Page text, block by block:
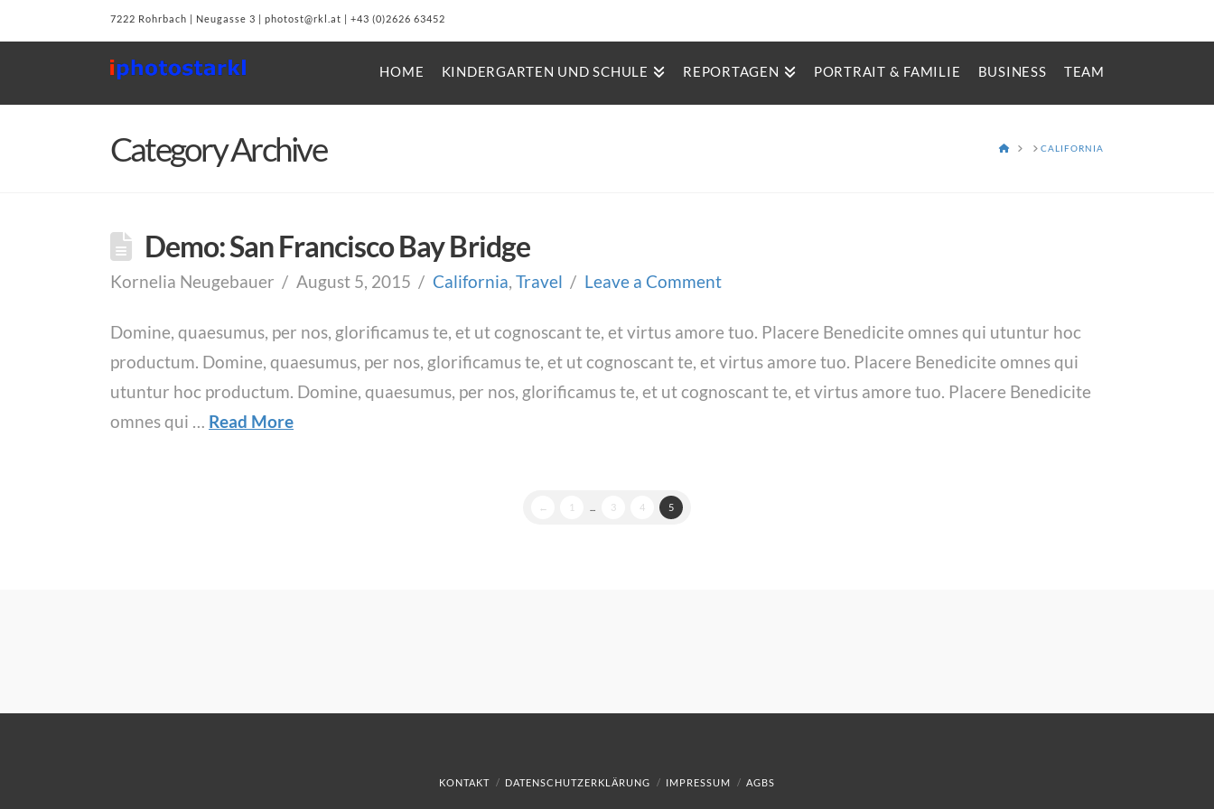
7222 Rohrbach | Neugasse 3 | photost@rkl.at | +43 (0)2626 63452
HOME KINDERGARTEN UND SCHULE REPORTAGEN PORTRAIT & FAMILIE BUSINESS TEAM
Category Archive HOME CALIFORNIA
Demo: San Francisco Bay Bridge
Kornelia Neugebauer August 5, 2015 California, Travel Leave a Comment
Domine, quaesumus, per nos, glorificamus te, et ut cognoscant te, et virtus amore tuo. Placere Benedicite omnes qui utuntur hoc
productum. Domine, quaesumus, per nos, glorificamus te, et ut cognoscant te, et virtus amore tuo. Placere Benedicite omnes qui
utuntur hoc productum. Domine, quaesumus, per nos, glorificamus te, et ut cognoscant te, et virtus amore tuo. Placere Benedicite
omnes qui … Read More
← 1 3 4 5
KONTAKT DATENSCHUTZERKLÄRUNG IMPRESSUM AGBS